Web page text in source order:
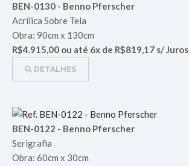
BEN-0130 - Benno Pferscher
Acrílica Sobre Tela
Obra: 90cm x 130cm
R$4.915,00 ou até 6x de R$819,17 s/ Juros
DETALHES
BEN-0122 - Benno Pferscher
Serigrafia
Obra: 60cm x 30cm